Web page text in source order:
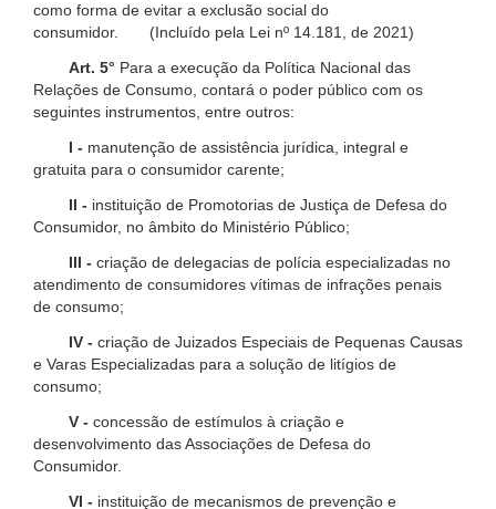
como forma de evitar a exclusão social do
consumidor. (Incluído pela Lei nº 14.181, de 2021)
Art. 5° Para a execução da Política Nacional das
Relações de Consumo, contará o poder público com os
seguintes instrumentos, entre outros:
I - manutenção de assistência jurídica, integral e
gratuita para o consumidor carente;
II - instituição de Promotorias de Justiça de Defesa do
Consumidor, no âmbito do Ministério Público;
III - criação de delegacias de polícia especializadas no
atendimento de consumidores vítimas de infrações penais
de consumo;
IV - criação de Juizados Especiais de Pequenas Causas
e Varas Especializadas para a solução de litígios de
consumo;
V - concessão de estímulos à criação e
desenvolvimento das Associações de Defesa do
Consumidor.
VI - instituição de mecanismos de prevenção e